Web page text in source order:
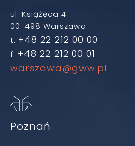
ul. Książęca 4
00-498 Warszawa
t. +48 22 212 00 00
f. +48 22 212 00 01
warszawa@gww.pl
Poznań